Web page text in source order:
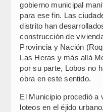
gobierno municipal
para ese fin. Las
distrito han
construcción de
Provincia y Nación
Las Heras y más allá
por su parte, Lobos no
obra en este sentido.
El Municipio procedió a
loteos en el éjido